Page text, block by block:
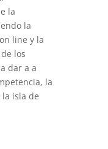
la
la
line y la
los
dar a a
la
isla de